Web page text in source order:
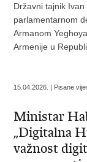
Državni tajnik
parlamentarnom
Armanom
Armenije u
15.04.2026. | Pisane
Ministar
„Digitalna
važnost